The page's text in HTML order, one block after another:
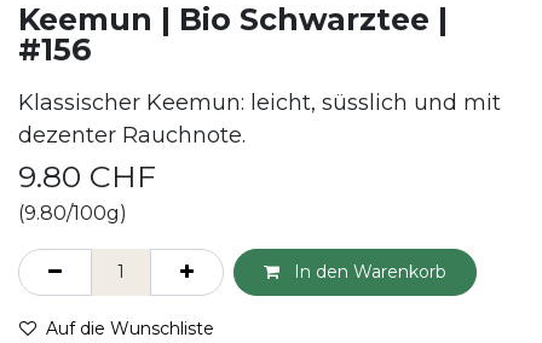
Keemun | Bio Schwarztee |
#156
Klassischer Keemun: leicht, süsslich und mit
dezenter Rauchnote.
9.80 CHF
(9.80/100g)
In den Warenkorb
Auf die Wunschliste